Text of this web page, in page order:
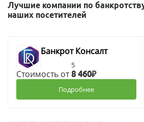
Лучшие компании по
наших посетителей
Банкрот Консалт
5
Стоимость от8 460₽
Подробнее